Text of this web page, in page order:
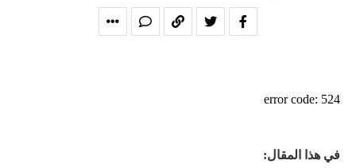
error code: 524
في هذا المقال: